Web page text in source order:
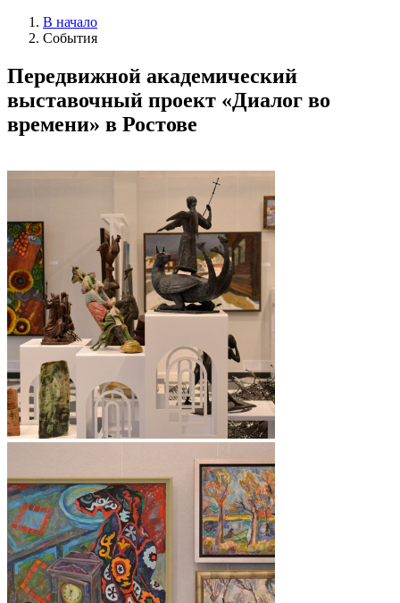
В начало
События
Передвижной академический
выставочный проект «Диалог во
времени» в Ростове